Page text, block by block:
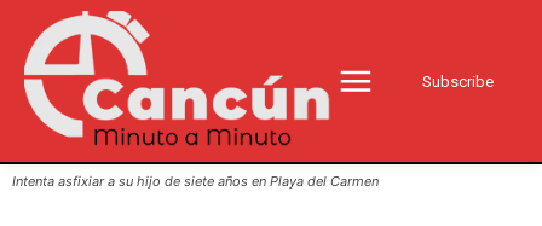
Subscribe
Intenta asfixiar a su hijo de siete años en Playa del Carmen